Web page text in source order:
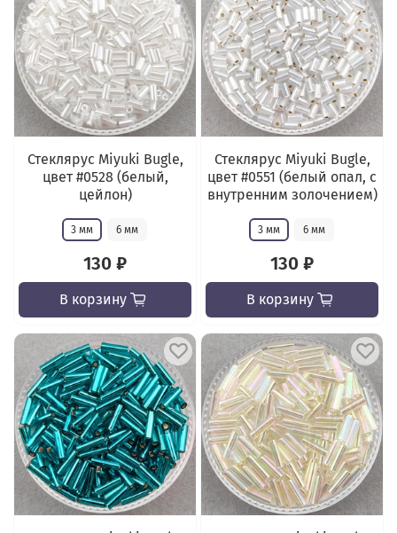
Стеклярус Miyuki Bugle,
цвет #0528 (белый,
цейлон)
3 мм 6 мм
130 ₽
В корзину
Стеклярус Miyuki Bugle,
цвет #0551 (белый опал, c
внутренним золочением)
3 мм 6 мм
130 ₽
В корзину